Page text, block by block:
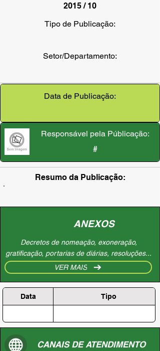
2015 / 10
Tipo de Publicação:
Setor/Departamento:
Data de Publicação:
Responsável pela Públicação:
#
Resumo da Publicação:
ANEXOS
Decretos de nomeação, exoneração,
gratificação, portarias de diárias, resoluções...
VER MAIS
Data Tipo
CANAIS DE ATENDIMENTO